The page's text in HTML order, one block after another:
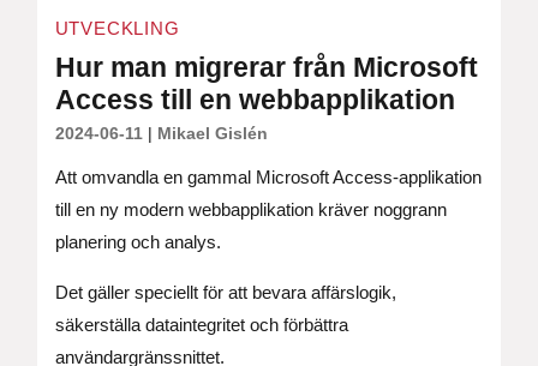
UTVECKLING
Hur man migrerar från Microsoft
Access till en webbapplikation
2024-06-11| Mikael Gislén
Att omvandla en gammal Microsoft Access-applikation
till en ny modern webbapplikation kräver noggrann
planering och analys.
Det gäller speciellt för att bevara affärslogik,
säkerställa dataintegritet och förbättra
användargränssnittet.